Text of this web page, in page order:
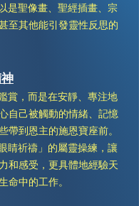
是聖像畫、聖經插畫、宗
至其他能引發靈性反思的
賞，而是在安靜、專注地
自己被觸動的情緒、記憶
帶到恩主的施恩寶座前。
睛祈禱」的屬靈操練，讓
和感受，更具體地經驗天
命中的工作。